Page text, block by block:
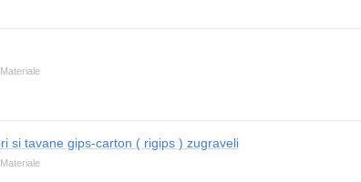
si tavane gips-carton ( rigips ) zugraveli